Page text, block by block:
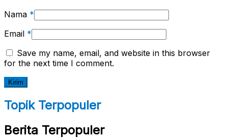
Nama *
Email *
Save my name, email, and website in this browser
for the next time I comment.
Topik Terpopuler
Berita Terpopuler